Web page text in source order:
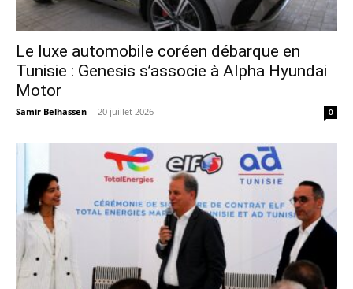
Le luxe automobile coréen débarque en
Tunisie : Genesis s’associe à Alpha Hyundai
Motor
Samir Belhassen - 20 juillet 2026 0